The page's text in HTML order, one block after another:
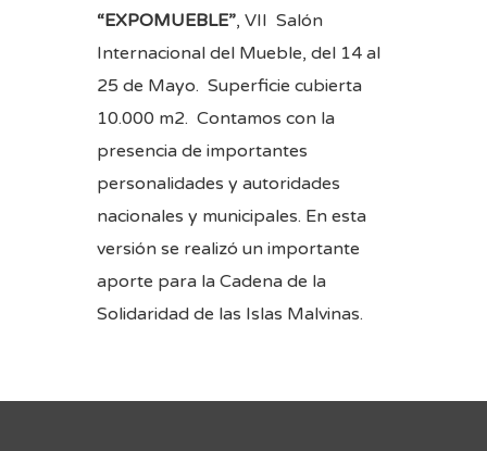
“EXPOMUEBLE”, VII Salón
Internacional del Mueble, del 14 al
25 de Mayo. Superficie cubierta
10.000 m2. Contamos con la
presencia de importantes
personalidades y autoridades
nacionales y municipales. En esta
versión se realizó un importante
aporte para la Cadena de la
Solidaridad de las Islas Malvinas.